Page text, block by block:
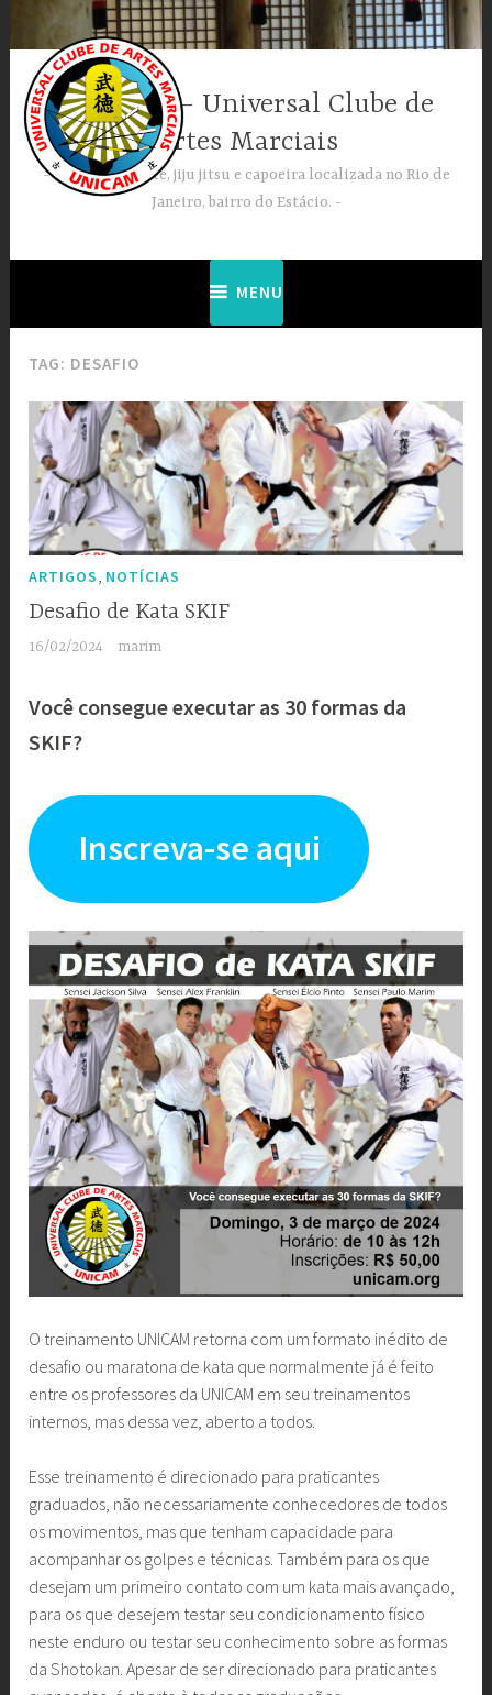
conteúdo
UNICAM – Universal Clube de
Artes Marciais
Escola de karate, jiju jitsu e capoeira localizada no Rio de
Janeiro, bairro do Estácio.
MENU
TAG: DESAFIO
ARTIGOS, NOTÍCIAS
Desafio de Kata SKIF
16/02/2024 marim
Você consegue executar as 30 formas da
SKIF?
Inscreva-se aqui
O treinamento UNICAM retorna com um formato inédito de
desafio ou maratona de kata que normalmente já é feito
entre os professores da UNICAM em seu treinamentos
internos, mas dessa vez, aberto a todos.
Esse treinamento é direcionado para praticantes
graduados, não necessariamente conhecedores de todos
os movimentos, mas que tenham capacidade para
acompanhar os golpes e técnicas. Também para os que
desejam um primeiro contato com um kata mais avançado,
para os que desejem testar seu condicionamento físico
neste enduro ou testar seu conhecimento sobre as formas
da Shotokan. Apesar de ser direcionado para praticantes